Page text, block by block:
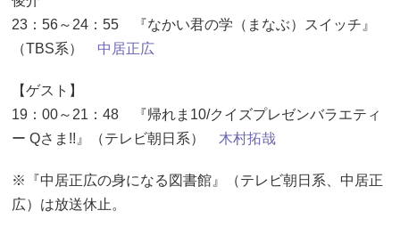
23：56～24：55 『なかい君の学（まなぶ）スイッチ』
（TBS系） 中居正広
【ゲスト】
19：00～21：48 『帰れま10/クイズプレゼンバラエティ
ー Qさま!!』（テレビ朝日系） 木村拓哉
※『中居正広の身になる図書館』（テレビ朝日系、中居正
広）は放送休止。